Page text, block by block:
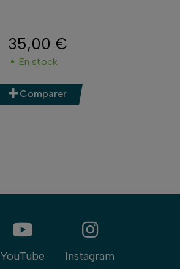
Prix
35,00 €
En stock
Comparer
YouTube Instagram